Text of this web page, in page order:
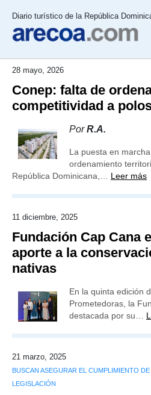
Diario turístico de la República
28 mayo, 2026
Conep: falta de
competitividad a
PorR.A.
La puesta en
ordenamiento
República Dominicana,… Leer más
11 diciembre, 2025
Fundación Cap Cana
aporte a la
nativas
En la quinta edición
Prometedoras, la
destacada por su…
21 marzo, 2025
BUSCAN ASEGURAR EL CUMPLIMIENTO
LEGISLACIÓN